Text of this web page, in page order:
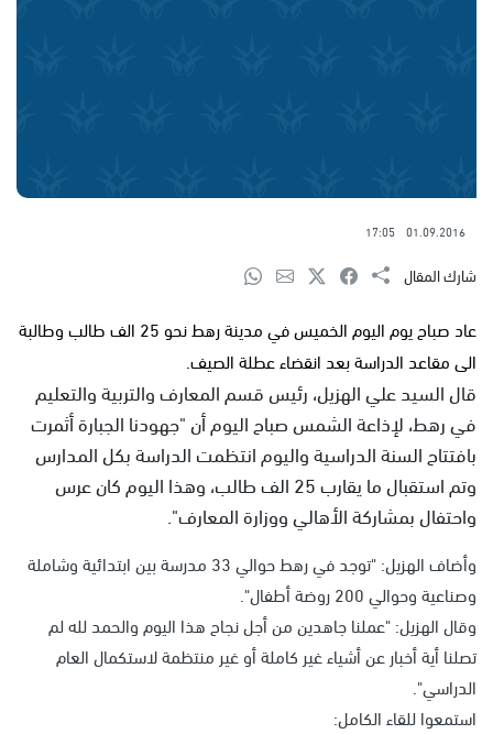
01.09.2016
17:05
شارك المقال
عاد صباح يوم اليوم الخميس في مدينة رهط نحو 25 الف طالب وطالبة
الى مقاعد الدراسة بعد انقضاء عطلة الصيف.
قال السيد علي الهزيل، رئيس قسم المعارف والتربية والتعليم
في رهط، لإذاعة الشمس صباح اليوم أن "جهودنا الجبارة أثمرت
بافتتاح السنة الدراسية واليوم انتظمت الدراسة بكل المدارس
وتم استقبال ما يقارب 25 الف طالب، وهذا اليوم كان عرس
واحتفال بمشاركة الأهالي ووزارة المعارف".
وأضاف الهزيل: "توجد في رهط حوالي 33 مدرسة بين ابتدائية وشاملة
وصناعية وحوالي 200 روضة أطفال".
وقال الهزيل: "عملنا جاهدين من أجل نجاح هذا اليوم والحمد لله لم
تصلنا أية أخبار عن أشياء غير كاملة أو غير منتظمة لاستكمال العام
الدراسي".
استمعوا للقاء الكامل: